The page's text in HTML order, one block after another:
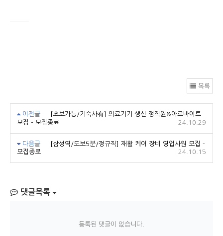
목록
이전글
[초보가능/기숙사有] 의료기기 생산 정직원&아르바이트
모집 - 모집종료
24.10.29
다음글
[삼성역/도보5분/정규직] 재활 케어 장비 영업사원 모집 -
모집종료
24.10.15
댓글목록
등록된 댓글이 없습니다.